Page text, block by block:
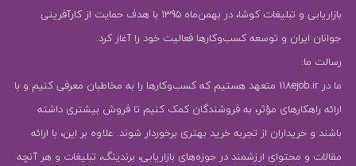
بازاریابی و تبلیغات کوشا، در بهمن‌ماه 1395 با هدف حمایت از کارآفرینی
جوانان ایران و توسعه کسب‌وکارها فعالیت خود را آغاز کرد.
رسالت ما:
ما در 118ejob.ir متعهد هستیم که کسب‌وکارها را به مخاطبان معرفی کنیم و با
ارائه راهکارهای مؤثر، به فروشندگان کمک کنیم تا فروش بیشتری داشته
باشند و خریداران از تجربه خرید بهتری برخوردار شوند. علاوه بر این، با ارائه
مقالات و محتوای ارزشمند در حوزه‌های بازاریابی، برندینگ، تبلیغات و هر آنچه